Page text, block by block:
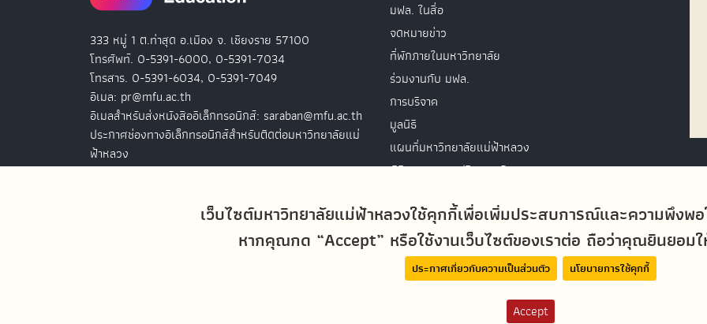
เว็บไซต์มหาวิทยาลัยแม่ฟ้าหลวงใช้คุกกี้เพื่อเพิ่มประสบการณ์และความพึงพอ
หากคุณกด “Accept” หรือใช้งานเว็บไซต์ของเราต่อ ถือว่าคุณยินยอม
ประกาศเกี่ยวกับความเป็นส่วนตัว นโยบายการใช้คุกกี้
Accept
333 หมู่ 1 ต.ท่าสุด อ.เมือง จ. เชียงราย 57100
โทรศัพท์. 0-5391-6000, 0-5391-7034
โทรสาร. 0-5391-6034, 0-5391-7049
อีเมล: pr@mfu.ac.th
อีเมลสำหรับส่งหนังสืออิเล็กทรอนิกส์: saraban@mfu.ac.th
ประกาศช่องทางอิเล็กทรอนิกส์สำหรับติดต่อมหาวิทยาลัยแม่
ฟ้าหลวง
มฟล. ในสื่อ
จดหมายข่าว
ที่พักภายในมหาวิทยาลัย
ร่วมงานกับ มฟล.
การบริจาค
มูลนิธิ
แผนที่มหาวิทยาลัยแม่ฟ้าหลวง
พิธีพระราชทานปริญญาบัตร